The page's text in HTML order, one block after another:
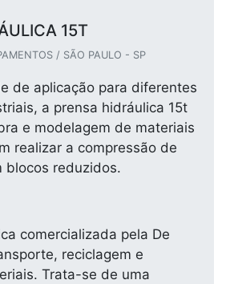
15T
/ SÃO PAULO - SP
de aplicação para diferentes
a prensa hidráulica 15t
e modelagem de materiais
realizar a compressão de
blocos reduzidos.
comercializada pela De
reciclagem e
Trata-se de uma